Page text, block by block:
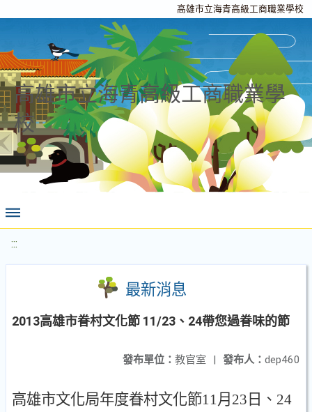
高雄市立海青高級工商職業學校
高雄市立海青高級工商職業學
校
:::
最新消息
2013高雄市眷村文化節 11/23、24帶您過眷味的節
發布人： dep460
發布單位： 教官室 |
高雄市文化局年度眷村文化節11月 23 日 、 24